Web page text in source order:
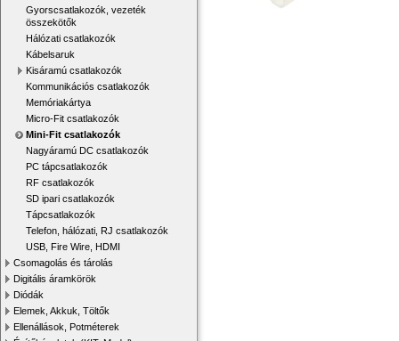
Gyorscsatlakozók, vezeték
összekötők
Hálózati csatlakozók
Kábelsaruk
Kisáramú csatlakozók
Kommunikációs csatlakozók
Memóriakártya
Micro-Fit csatlakozók
Mini-Fit csatlakozók
Nagyáramú DC csatlakozók
PC tápcsatlakozók
RF csatlakozók
SD ipari csatlakozók
Tápcsatlakozók
Telefon, hálózati, RJ csatlakozók
USB, Fire Wire, HDMI
Csomagolás és tárolás
Digitális áramkörök
Diódák
Elemek, Akkuk, Töltők
Ellenállások, Potméterek